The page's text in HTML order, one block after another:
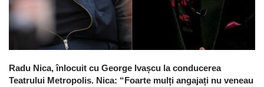
Radu Nica, înlocuit cu George Ivașcu la conducerea
Teatrului Metropolis. Nica: “Foarte mulți angajați nu veneau